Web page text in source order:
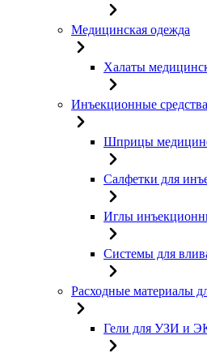
Медицинская одежда
Халаты
Инъекционные средства
Шприцы
Салфетки для
Иглы
Системы для
Расходные материалы
Гели для УЗИ и